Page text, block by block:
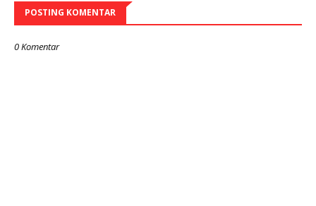
POSTING KOMENTAR
0 Komentar